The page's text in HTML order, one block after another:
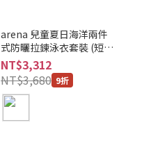
arena 兒童夏日海洋兩件
式防曬拉鍊泳衣套裝 (短袖
上衣+平口泳褲 /
FW6401J) (FW6401J)
NT$3,312
NT$3,680 9折